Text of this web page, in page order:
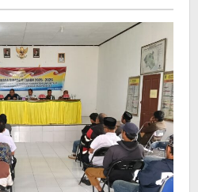
Menyampaikan
Harapannya